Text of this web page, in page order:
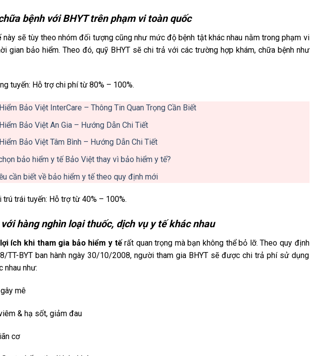
bệnh với BHYT trên phạm vi toàn quốc
này sẽ tùy theo nhóm đối tượng cũng như mức độ bệnh tật khác nhau nằm trong phạm vi
gian bảo hiểm. Theo đó, quỹ BHYT sẽ chi trả với các trường hợp khám, chữa bệnh như
tuyến: Hỗ trợ chi phí từ 80% – 100%.
Bảo Việt InterCare – Thông Tin Quan Trọng Cần Biết
Bảo Việt An Gia – Hướng Dẫn Chi Tiết
Bảo Việt Tâm Bình – Hướng Dẫn Chi Tiết
bảo hiểm y tế Bảo Việt thay vì bảo hiểm y tế?
cần biết về bảo hiểm y tế theo quy định mới
trú trái tuyến: Hỗ trợ từ 40% – 100%.
hàng nghìn loại thuốc, dịch vụ y tế khác nhau
lợi ích khi tham gia bảo hiểm y tếrất quan trọng mà bạn không thể bỏ lỡ. Theo quy định
TT-BYT ban hành ngày 30/10/2008, người tham gia BHYT sẽ được chi trả phí sử dụng
nhau như:
mê
& hạ sốt, giảm đau
cơ